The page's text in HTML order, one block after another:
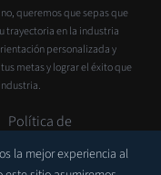
queremos que sepas que
trayectoria en la industria
personalizada y
metas y lograr el éxito que
Política de
Soporte
la mejor experiencia al